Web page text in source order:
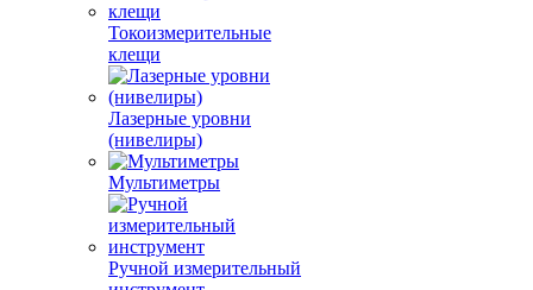
Токоизмерительные
клещи
Лазерные уровни
(нивелиры)
Мультиметры
Ручной измерительный